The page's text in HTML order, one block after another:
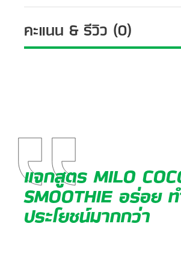
คะแนน & รีวิว (0)
แจกสูตร MILO
SMOOTHIE อร่อย
ประโยชน์มากกว่า